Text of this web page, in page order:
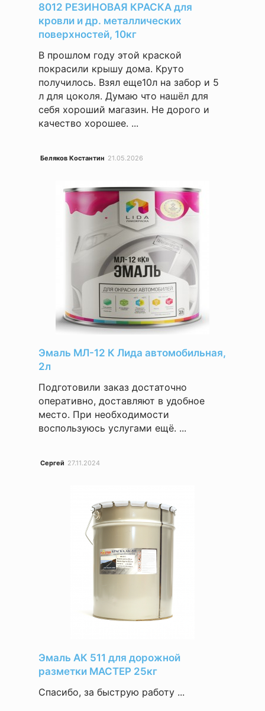
8012 РЕЗИНОВАЯ КРАСКА для
кровли и др. металлических
поверхностей, 10кг
В прошлом году этой краской
покрасили крышу дома. Круто
получилось. Взял еще10л на забор и 5
л для цоколя. Думаю что нашёл для
себя хороший магазин. Не дорого и
качество хорошее. ...
Беляков Костантин 21.05.2026
Эмаль МЛ-12 К Лида автомобильная,
2л
Подготовили заказ достаточно
оперативно, доставляют в удобное
место. При необходимости
воспользуюсь услугами ещё. ...
Сергей 27.11.2024
Эмаль АК 511 для дорожной
разметки МАСТЕР 25кг
Спасибо, за быструю работу ...